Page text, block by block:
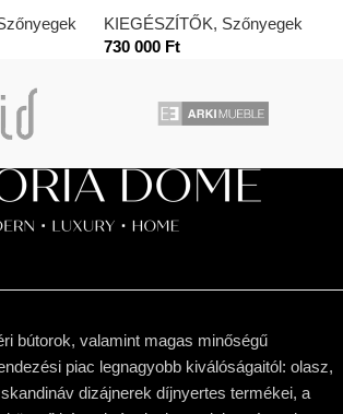
KIEGÉSZÍTŐK, Szőnyegek
730 000 Ft
bútorok, valamint magas minőségű
piac legnagyobb kiválóságaitól: olasz,
dizájnerek díjnyertes termékei, a